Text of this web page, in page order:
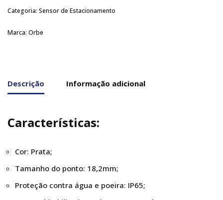
Categoria: Sensor de Estacionamento
Marca: Orbe
Descrição Informação adicional
Características:
Cor: Prata;
Tamanho do ponto: 18,2mm;
Proteção contra água e poeira: IP65;